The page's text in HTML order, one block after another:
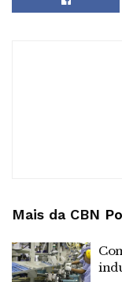
Mais da CBN